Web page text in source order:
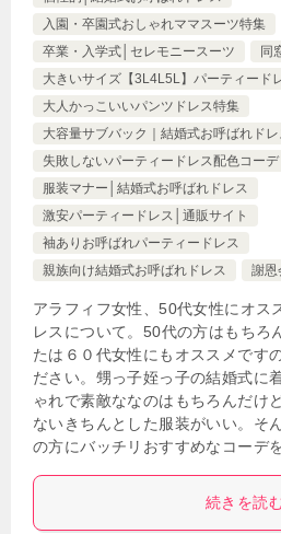
入園・卒園式おしゃれママスーツ特集
卒業・入学式│セレモニースーツ
同
大きいサイズ【3L4L5L】パーティード
大人かっこいいパンツドレス特集
大容量サブバック｜結婚式お呼ばれドレ
失敗しないパーティードレス配色コーデ
服装マナー│結婚式お呼ばれドレス
激安パーティードレス│通販サイト
袖ありお呼ばれパーティードレス
親族向け結婚式お呼ばれドレス
謝恩
アラフィフ女性、50代女性にオス
レスについて。50代の方はもちろ
たは６０代女性にもオススメです
ださい。甥っ子姪っ子の結婚式に
ゃれで素敵ななのはもちろんだけ
ないきちんとした服装がいい。そ
の方にバッチリおすすめなコーデ
続きを読